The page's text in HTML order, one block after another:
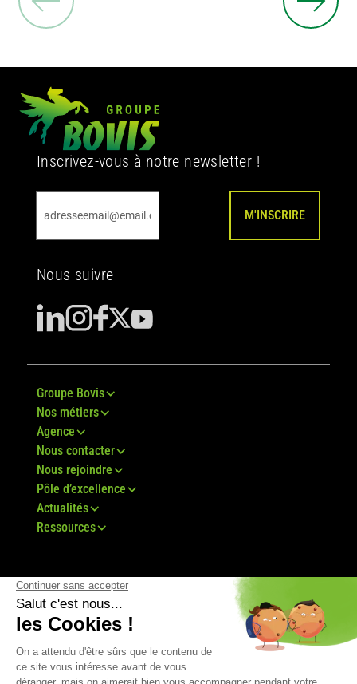
Inscrivez-vous à notre newsletter !
M'INSCRIRE
Nous suivre
Groupe Bovis
Nos métiers
Agence
Nous contacter
Nous rejoindre
Pôle d’excellence
Actualités
Ressources
© Groupe Bovis 2024 - Mentions légales
-Plan du site CGV